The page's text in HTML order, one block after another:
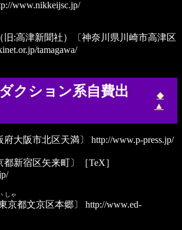
www.nikkeijsc.jp/
（旧:高津新聞社）〔神奈川県川崎市高津区
tamagawa/
クション系自費出
◆
▲
府大阪市北区天満〕 http://www.p-press.jp/
都新宿区矢来町〕［TeX］
しゃ
東京都文京区本郷〕
http://www.ed-